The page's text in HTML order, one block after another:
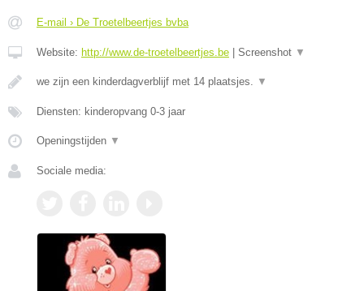
E-mail › De Troetelbeertjes bvba
Website: http://www.de-troetelbeertjes.be Screenshot ▼
we zijn een kinderdagverblijf met 14 plaatsjes. ▼
Diensten: kinderopvang 0-3 jaar
Openingstijden ▼
Sociale media: